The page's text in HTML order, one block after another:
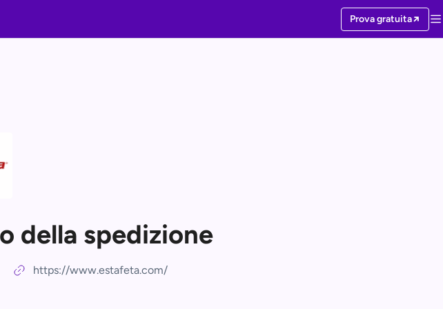
Prova gratuita
della spedizione
https://www.estafeta.com/